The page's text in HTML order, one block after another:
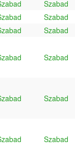
Szabad
Szabad
Szabad
Szabad
Szabad
Szabad